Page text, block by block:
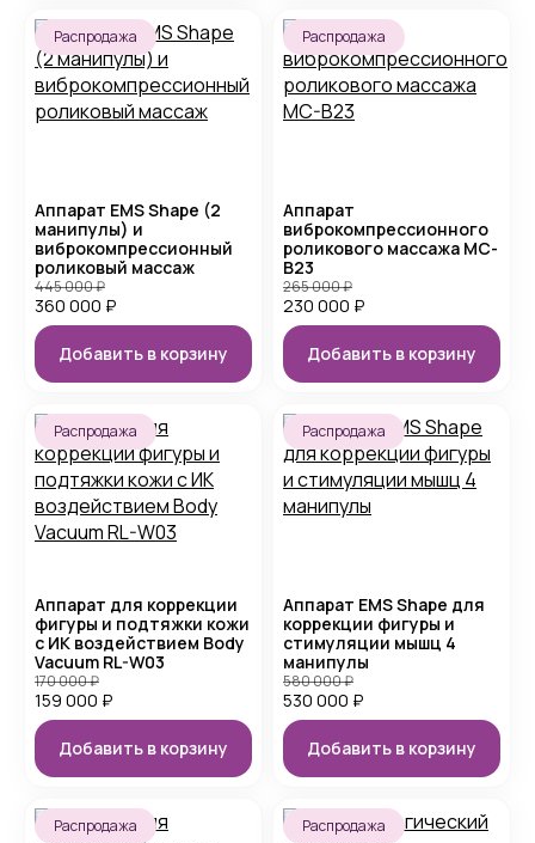
Распродажа
Аппарат EMS Shape (2
манипулы) и
виброкомпрессионный
роликовый массаж
360 000 ₽
445 000₽
Добавить в корзину
Распродажа
Аппарат
виброкомпрессионного
роликового массажа MC-
B23
230 000 ₽
265 000₽
Добавить в корзину
Распродажа
Аппарат для коррекции
фигуры и подтяжки кожи
с ИК воздействием Body
Vacuum RL-W03
159 000 ₽
170 000₽
Добавить в корзину
Распродажа
Аппарат EMS Shape для
коррекции фигуры и
стимуляции мышц 4
манипулы
530 000 ₽
580 000₽
Добавить в корзину
Распродажа Распродажа